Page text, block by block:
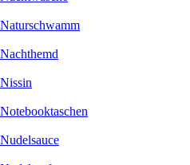
Naturschwamm
Nachthemd
Nissin
Notebooktaschen
Nudelsauce